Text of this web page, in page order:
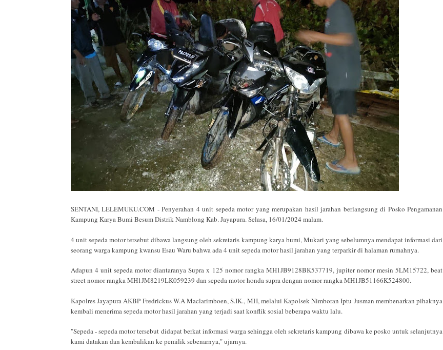
SENTANI, LELEMUKU.COM - Penyerahan 4 unit sepeda motor yang merupakan hasil jarahan berlangsung di Posko Pengamanan
Kampung Karya Bumi Besum Distrik Namblong Kab. Jayapura. Selasa, 16/01/2024 malam.
4 unit sepeda motor tersebut dibawa langsung oleh sekretaris kampung karya bumi, Mukari yang sebelumnya mendapat informasi dari
seorang warga kampung kwansu Esau Waru bahwa ada 4 unit sepeda motor hasil jarahan yang terparkir di halaman rumahnya.
Adapun 4 unit sepeda motor diantaranya Supra x 125 nomor rangka MH1JB9128BK537719, jupiter nomor mesin 5LM15722, beat
street nomor rangka MH1JM8219LK059239 dan sepeda motor honda supra dengan nomor rangka MH1JB51166K524800.
Kapolres Jayapura AKBP Fredrickus W.A Maclarimboen, S.IK., MH, melalui Kapolsek Nimboran Iptu Jusman membenarkan pihaknya
kembali menerima sepeda motor hasil jarahan yang terjadi saat konflik sosial beberapa waktu lalu.
"Sepeda - sepeda motor tersebut didapat berkat informasi warga sehingga oleh sekretaris kampung dibawa ke posko untuk selanjutnya
kami datakan dan kembalikan ke pemilik sebenarnya," ujarnya.